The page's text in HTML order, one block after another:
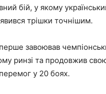
бій, у якому
трішки точнішим.
завоював
ринзі та продовжив
у 20 боях.